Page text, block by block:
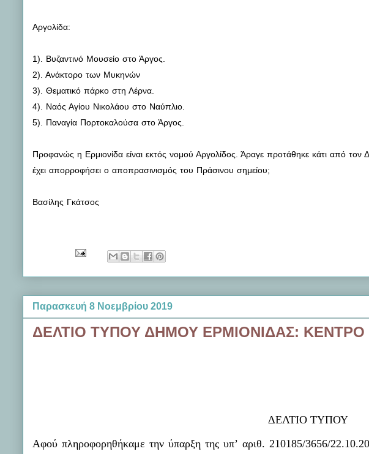
Αργολίδα:
1). Βυζαντινό Μουσείο στο Άργος.
2). Ανάκτορο των Μυκηνών
3). Θεματικό πάρκο στη Λέρνα.
4). Ναός Αγίου Νικολάου στο Ναύπλιο.
5). Παναγία Πορτοκαλούσα στο Άργος.
Προφανώς η Ερμιονίδα είναι εκτός νομού Αργολίδος. Άραγε προτάθηκε κάτι από
έχει απορροφήσει ο αποπρασινισμός του Πράσινου σημείου;
Βασίλης Γκάτσος
Παρασκευή 8 Νοεμβρίου 2019
ΔΕΛΤΙΟ ΤΥΠΟΥ ΔΗΜΟΥ ΕΡΜΙΟΝΙΔΑΣ: ΚΕΝΤΡΟ
ΔΕΛΤΙΟ ΤΥΠΟΥ
Αφού πληροφορηθήκαμε την ύπαρξη της υπ’ αριθ. 210185/3656/